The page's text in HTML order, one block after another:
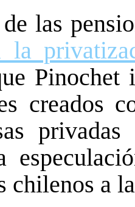
las
la
Pinochet
creados
chilenos a